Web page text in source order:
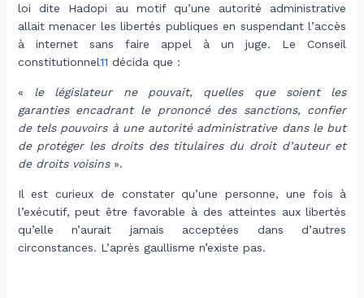
loi dite Hadopi au motif qu’une autorité administrative
allait menacer les libertés publiques en suspendant l’accès
à internet sans faire appel à un juge. Le Conseil
constitutionnel11 décida que :
« le législateur ne pouvait, quelles que soient les
garanties encadrant le prononcé des sanctions, confier
de tels pouvoirs à une autorité administrative dans le but
de protéger les droits des titulaires du droit d’auteur et
de droits voisins».
Il est curieux de constater qu’une personne, une fois à
l’exécutif, peut être favorable à des atteintes aux libertés
qu’elle n’aurait jamais acceptées dans d’autres
circonstances. L’après gaullisme n’existe pas.